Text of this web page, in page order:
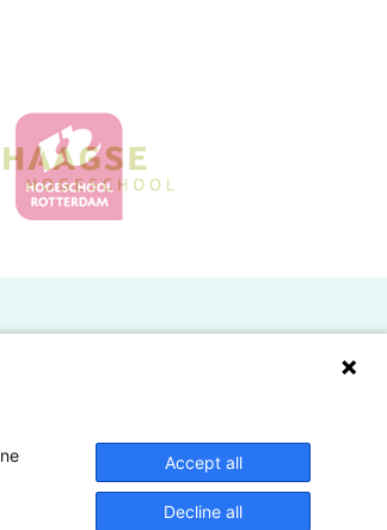
Accept all
Decline all